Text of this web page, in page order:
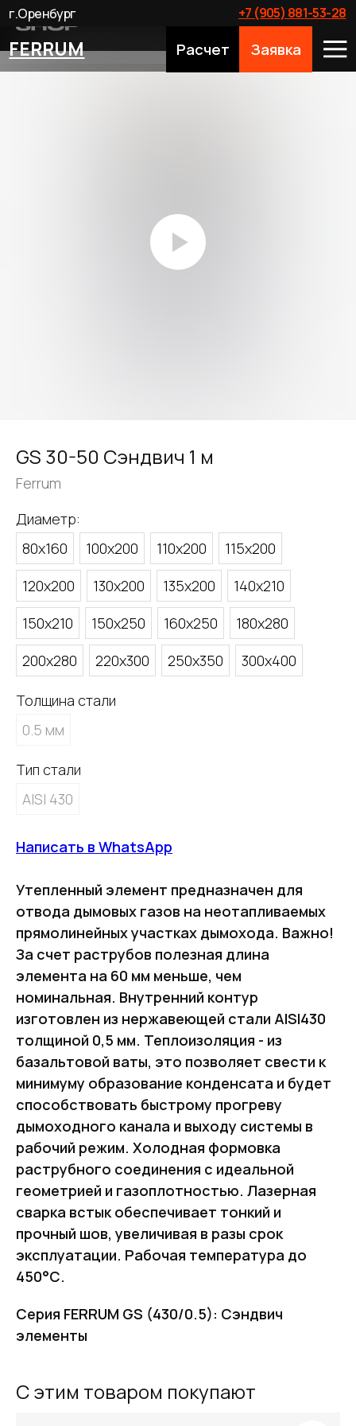
FERRUM Расчет Заявка
+7 (905) 881-53-28
г.Оренбург
GS 30-50 Сэндвич 1 м
Ferrum
Диаметр:
80х160
100х200 110х200
115х200
120х200
130х200 135х200
140х210
150х210
150х250 160х250
180х280
200х280
220х300 250х350 300х400
Толщина стали
0.5 мм
Тип стали
AISI 430
Написать в WhatsApp
Утепленный элемент предназначен для
отвода дымовых газов на неотапливаемых
прямолинейных участках дымохода. Важно!
За счет раструбов полезная длина
элемента на 60 мм меньше, чем
номинальная. Внутренний контур
изготовлен из нержавеющей стали AISI430
толщиной 0,5 мм. Теплоизоляция - из
базальтовой ваты, это позволяет свести к
минимуму образование конденсата и будет
способствовать быстрому прогреву
дымоходного канала и выходу системы в
рабочий режим. Холодная формовка
раструбного соединения с идеальной
геометрией и газоплотностью. Лазерная
сварка встык обеспечивает тонкий и
прочный шов, увеличивая в разы срок
эксплуатации. Рабочая температура до
450°С.
Серия FERRUM GS (430/0.5): Сэндвич
элементы
С этим товаром покупают